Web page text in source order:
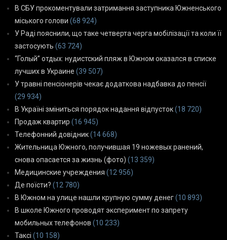
В СБУ прокоментували затримання заступника Южненського
міського голови (68 924)
У Раді пояснили, що таке четверта черга мобілізації та коли її
застосують (63 724)
“Голый” отдых: нудистский пляж в Южном оказался в списке
лучших в Украине (39 507)
У травні пенсіонерів чекає додаткова надбавка до пенсії
(29 934)
В Україні зміниться порядок надання відпусток(18 720)
Продаж квартир (16 945)
Телефонний довідник(14 668)
Жительница Южного, получившая 19 ножевых ранений,
снова опасается за жизнь (фото) (13 359)
Медицинские учреждения (12 956)
Де поїсти? (12 780)
В Южном на улице нашли крупную сумму денег(10 893)
В школе Южного проводят эксперимент по запрету
мобильных телефонов (10 233)
Таксі (10 158)